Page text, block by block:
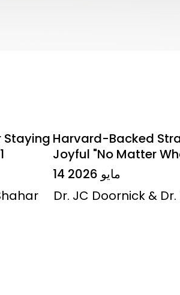
Staying Harvard-Backed
Joyful "No Matter
14 مايو 2026
Dr. JC Doornick &